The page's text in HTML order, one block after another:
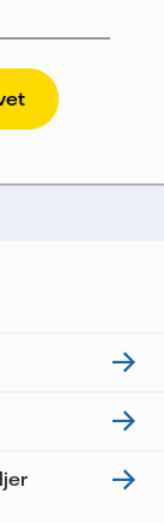
För
kunna
uppgifter.
ditt
mina